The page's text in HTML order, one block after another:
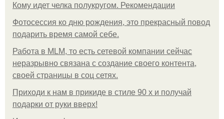
Кому идет челка полукругом. Рекомендации
Фотосессия ко дню рождения, это прекрасный повод
подарить время самой себе.
Работа в MLM, то есть сетевой компании сейчас
неразрывно связана с создание своего контента,
своей страницы в соц сетях.
Приходи к нам в прикиде в стиле 90 х и получай
подарки от руки вверх!